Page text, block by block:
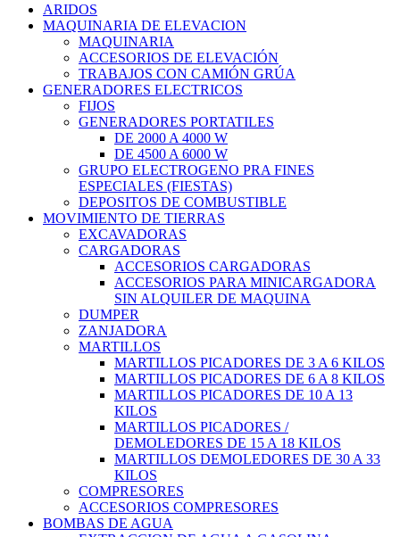
ARIDOS
MAQUINARIA DE ELEVACION
MAQUINARIA
ACCESORIOS DE ELEVACIÓN
TRABAJOS CON CAMIÓN GRÚA
GENERADORES ELECTRICOS
FIJOS
GENERADORES PORTATILES
DE 2000 A 4000 W
DE 4500 A 6000 W
GRUPO ELECTROGENO PRA FINES
ESPECIALES (FIESTAS)
DEPOSITOS DE COMBUSTIBLE
MOVIMIENTO DE TIERRAS
EXCAVADORAS
CARGADORAS
ACCESORIOS CARGADORAS
ACCESORIOS PARA MINICARGADORA
SIN ALQUILER DE MAQUINA
DUMPER
ZANJADORA
MARTILLOS
MARTILLOS PICADORES DE 3 A 6 KILOS
MARTILLOS PICADORES DE 6 A 8 KILOS
MARTILLOS PICADORES DE 10 A 13
KILOS
MARTILLOS PICADORES /
DEMOLEDORES DE 15 A 18 KILOS
MARTILLOS DEMOLEDORES DE 30 A 33
KILOS
COMPRESORES
ACCESORIOS COMPRESORES
BOMBAS DE AGUA